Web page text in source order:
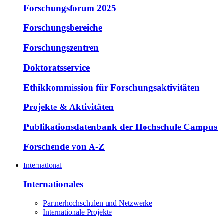
Forschungsforum 2025
Forschungsbereiche
Forschungszentren
Doktoratsservice
Ethikkommission für Forschungsaktivitäten
Projekte & Aktivitäten
Publikationsdatenbank der Hochschule
Forschende von A-Z
International
Internationales
Partnerhochschulen und Netzwerke
Internationale Projekte